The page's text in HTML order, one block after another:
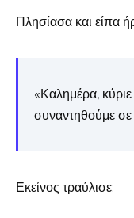
Πλησίασα και είπα
«Καλημέρα,
συναντηθούμε σε
Εκείνος τραύλισε: